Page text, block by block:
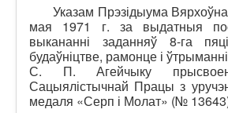
Указам Прэзідыума
мая 1971 г. за выдатныя
выкананні заданняў 8-га
будаўніцтве, рамонце і
С. П. Агейчыку
Сацыялістычнай Працы з
медаля «Серп і Молат» (№